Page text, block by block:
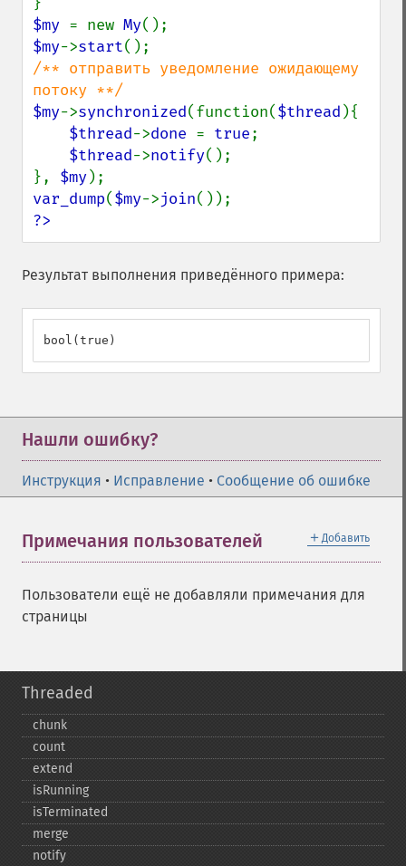
$my = new My
$my->start
/** отправить уведомление ожидающему
$my->synchronized(function($thread ){
$thread->done = true;
$thread->notify();
}, $my
var_dump($my->join
?>
Результат выполнения приведённого примера:
bool(true)
Нашли ошибку?
Инструкция • Исправление • Сообщение об ошибке
＋ Добавить
Примечания пользователей
Пользователи ещё не добавляли примечания для
страницы
Threaded
chunk
count
extend
isRunning
isTerminated
merge
notify